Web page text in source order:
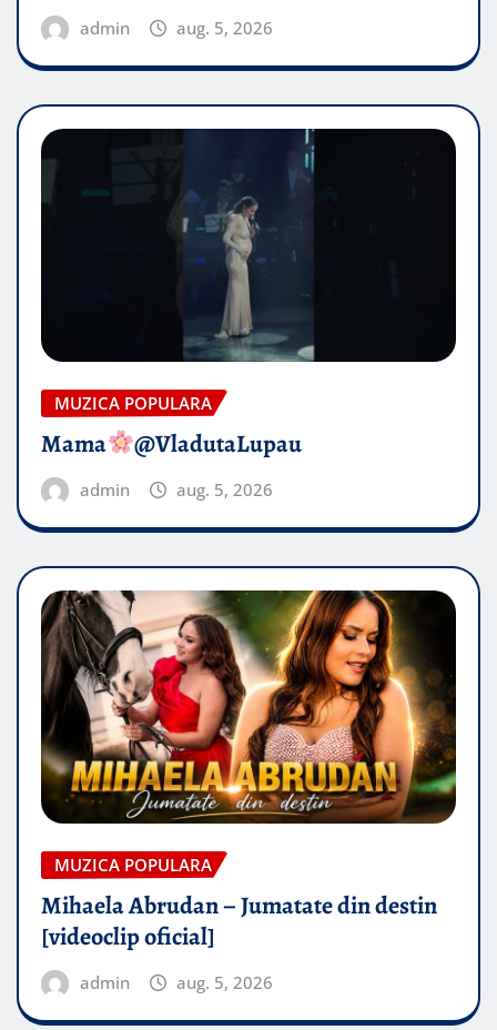
admin aug. 5, 2026
MUZICA POPULARA
Mama @VladutaLupau
admin aug. 5, 2026
MUZICA POPULARA
Mihaela Abrudan – Jumatate din destin
[videoclip oficial]
admin aug. 5, 2026